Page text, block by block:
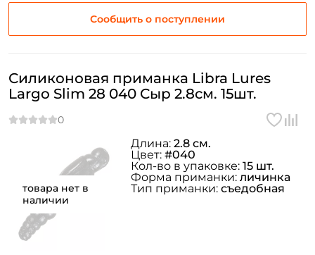
Сообщить о поступлении
товара нет в
наличии
Силиконовая приманка Libra Lures
Largo Slim 28 040 Сыр 2.8см. 15шт.
Длина: 2.8 см.
Цвет: #040
Кол-во в упаковке: 15 шт.
Форма приманки: личинка
Тип приманки: съедобная